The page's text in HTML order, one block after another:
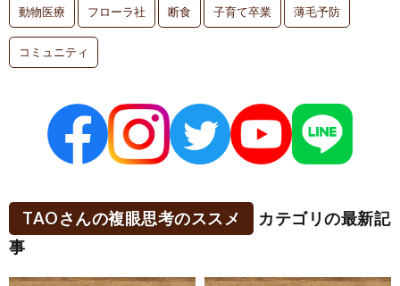
動物医療 フローラ社 断食 子育て卒業 薄毛予防
コミュニティ
TAOさんの複眼思考のススメ
カテゴリの最新記
事